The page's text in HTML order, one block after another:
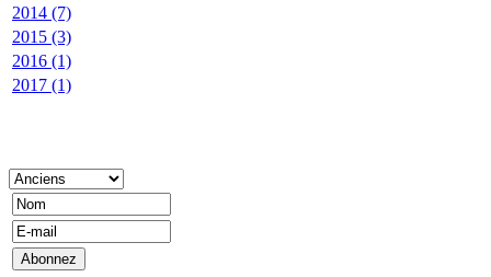
2014 (7)
2015 (3)
2016 (1)
2017 (1)